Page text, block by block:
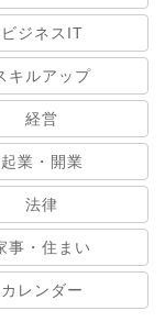
ビジネスIT
キルアップ
経営
起業・開業
法律
事・住まい
カレンダー